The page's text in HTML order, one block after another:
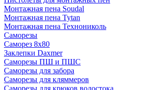
Монтажная пена Soudal
Монтажная пена Tytan
Монтажная пена Технониколь
Саморезы
Саморез 8х80
Заклепки Daxmer
Саморезы ПШ и ПШС
Саморезы для забора
Саморезы для кляммеров
Саморезы для крюков водостока